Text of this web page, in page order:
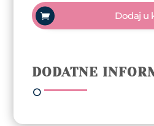
lak
5ml
at
me
Dodaj u
DODATNE